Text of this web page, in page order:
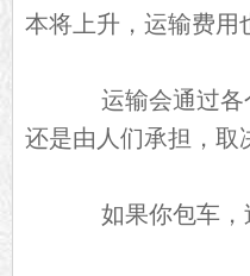
本将上升，运输费用
运输会通过各
还是由人们承担，取
如果你包车，